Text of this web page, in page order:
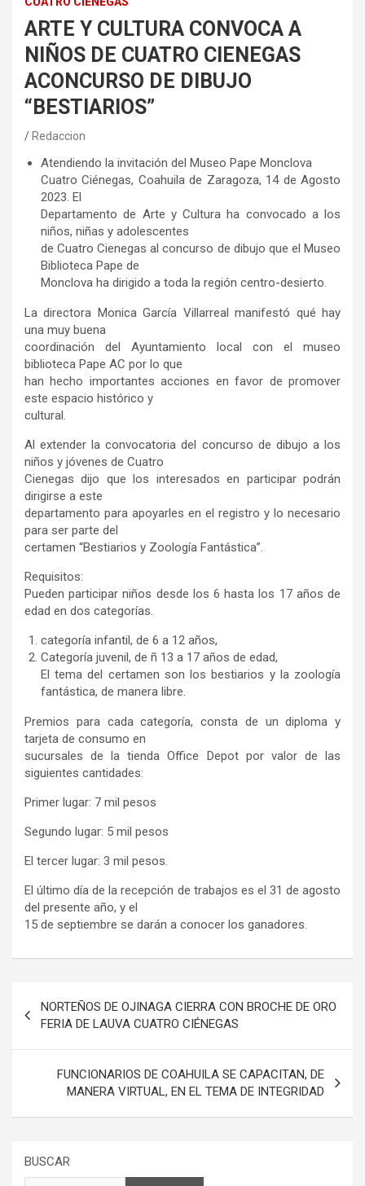
ARTE Y CULTURA CONVOCA A
NIÑOS DE CUATRO CIENEGAS
ACONCURSO DE DIBUJO
“BESTIARIOS”
Redaccion
Atendiendo la invitación del Museo Pape Monclova
Cuatro Ciénegas, Coahuila de Zaragoza, 14 de Agosto
2023. El
Departamento de Arte y Cultura ha convocado a los
niños, niñas y adolescentes
de Cuatro Cienegas al concurso de dibujo que el Museo
Biblioteca Pape de
Monclova ha dirigido a toda la región centro-desierto.
La directora Monica García Villarreal manifestó qué hay
una muy buena
coordinación del Ayuntamiento local con el museo
biblioteca Pape AC por lo que
han hecho importantes acciones en favor de promover
este espacio histórico y
cultural.
Al extender la convocatoria del concurso de dibujo a los
niños y jóvenes de Cuatro
Cienegas dijo que los interesados en participar podrán
dirigirse a este
departamento para apoyarles en el registro y lo necesario
para ser parte del
certamen “Bestiarios y Zoología Fantástica”.
Requisitos:
Pueden participar niños desde los 6 hasta los 17 años de
edad en dos categorías.
categoría infantil, de 6 a 12 años,
Categoría juvenil, de ñ 13 a 17 años de edad,
El tema del certamen son los bestiarios y la zoología
fantástica, de manera libre.
Premios para cada categoría, consta de un diploma y
tarjeta de consumo en
sucursales de la tienda Office Depot por valor de las
siguientes cantidades:
Primer lugar: 7 mil pesos
Segundo lugar: 5 mil pesos
El tercer lugar: 3 mil pesos.
El último día de la recepción de trabajos es el 31 de agosto
del presente año, y el
15 de septiembre se darán a conocer los ganadores.
Navegación
de
entradas
NORTEÑOS DE OJINAGA CIERRA CON BROCHE DE ORO
FERIA DE LAUVA CUATRO CIÉNEGAS
FUNCIONARIOS DE COAHUILA SE CAPACITAN, DE
MANERA VIRTUAL, EN EL TEMA DE INTEGRIDAD
BUSCAR